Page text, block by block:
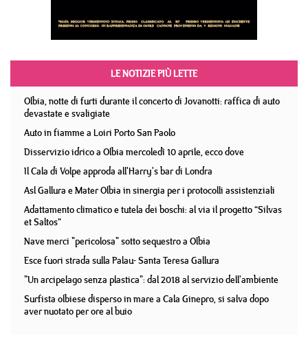
LE NOTIZIE PIÙ LETTE
Olbia, notte di furti durante il concerto di Jovanotti: raffica di auto
devastate e svaligiate
Auto in fiamme a Loiri Porto San Paolo
Disservizio idrico a Olbia mercoledì 10 aprile, ecco dove
Il Cala di Volpe approda all'Harry's bar di Londra
Asl Gallura e Mater Olbia in sinergia per i protocolli assistenziali
Adattamento climatico e tutela dei boschi: al via il progetto “Silvas
et Saltos”
Nave merci "pericolosa" sotto sequestro a Olbia
Esce fuori strada sulla Palau- Santa Teresa Gallura
"Un arcipelago senza plastica": dal 2018 al servizio dell'ambiente
Surfista olbiese disperso in mare a Cala Ginepro, si salva dopo
aver nuotato per ore al buio